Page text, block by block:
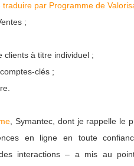
par Programme de
;
clients à titre individuel ;
clés ;
, Symantec, dont je rappelle le
en ligne en toute
interactions – a mis au